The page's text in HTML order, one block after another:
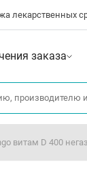
лекарственных
заказа
витам D 400